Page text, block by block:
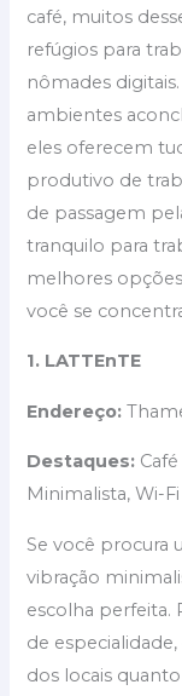
café, muitos
refúgios para
nômades
ambientes
eles oferecem
produtivo de
de passagem
tranquilo para
melhores
você se
1. LATTEnTE
Endereço:
Destaques:
Minimalista, Wi-
Se você procura
vibração
escolha perfeita.
de
dos locais